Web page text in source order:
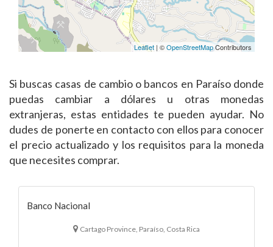
Leaflet | ©OpenStreetMapContributors
Si buscas casas de cambio o bancos en Paraíso donde
puedas cambiar a dólares u otras monedas
extranjeras, estas entidades te pueden ayudar. No
dudes de ponerte en contacto con ellos para conocer
el precio actualizado y los requisitos para la moneda
que necesites comprar.
Banco Nacional
Cartago Province, Paraíso, Costa Rica